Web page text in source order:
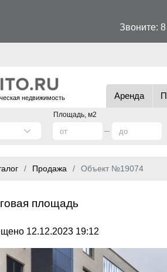
Звоните:
недвижимость Аренда
Площадь, м2
Продажа Объект №19074
площадь
12.12.2023 19:12